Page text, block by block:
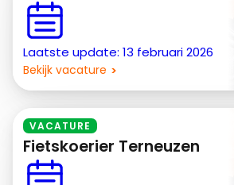
Laatste update: 13 februari 2026
Bekijk vacature
VACATURE
Fietskoerier Terneuzen